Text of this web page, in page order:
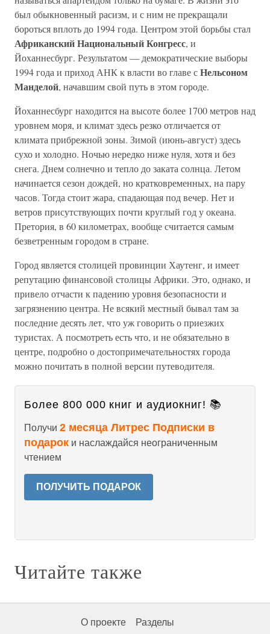
был обыкновенный расизм, и с ним не прекращали
бороться вплоть до 1994 года. Центром этой борьбы стал
Африканский Национальный Конгресс, и
Йоханнесбург. Результатом — демократические выборы
1994 года и приход АНК к власти во главе сНельсоном
Манделой, начавшим свой путь в этом городе.
Йоханнесбург находится на высоте более 1700 метров над
уровнем моря, и климат здесь резко отличается от
климата прибрежной зоны. Зимой (июнь-август) здесь
сухо и холодно. Ночью нередко ниже нуля, хотя и без
снега. Днем солнечно и тепло до заката солнца. Летом
начинается сезон дождей, но кратковременных, на пару
часов. Тогда стоит жара, спадающая под вечер. Нет и
ветров присутствующих почти круглый год у океана.
Претория, в 60 километрах, вообще считается самым
безветренным городом в стране.
Город является столицей провинции Хаутенг, и имеет
репутацию финансовой столицы Африки. Это, однако, и
привело отчасти к падению уровня безопасности и
загрязнению центра. Не всякий местный бывал там за
последние десять лет, что уж говорить о приезжих
туристах. А посмотреть есть что, и не обязательно в
центре, подробно о достопримечательностях города
можно почитать в полной версии путеводителя.
Более 800 000 книг и аудиокниг! 📚
Получи 2 месяца Литрес Подписки в
подарок и наслаждайся неограниченным
чтением
ПОЛУЧИТЬ ПОДАРОК
Читайте также
О проекте Разделы